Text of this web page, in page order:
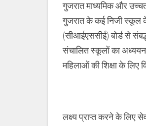
गुजरात माध्यमिक और उच्चतर
गुजरात के कई निजी स्कूल
(सीआईएससीई) बोर्ड से
संचालित स्कूलों का
महिलाओं की शिक्षा के लिए
लक्ष्य प्राप्त करने के लिए